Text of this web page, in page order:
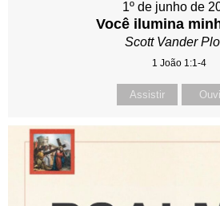
1º de junho de
Você ilumina
Scott Vander
1 João 1:1-4
Assistir